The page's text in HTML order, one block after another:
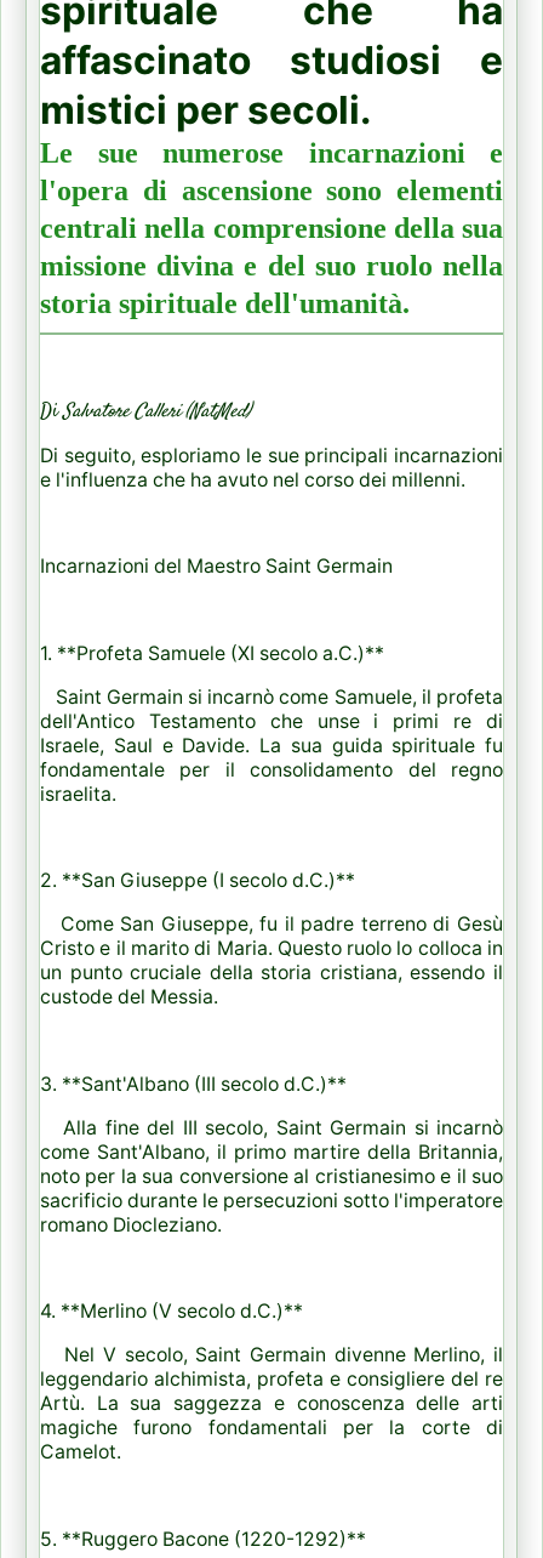
spirituale che ha
affascinato studiosi e
mistici per secoli.
Le sue numerose incarnazioni e
l'opera di ascensione sono elementi
centrali nella comprensione della sua
missione divina e del suo ruolo nella
storia spirituale dell'umanità.
DiSalvatore Calleri (NatMed)
Di seguito, esploriamo le sue principali incarnazioni
e l'influenza che ha avuto nel corso dei millenni.
Incarnazioni del Maestro Saint Germain
1. **Profeta Samuele (XI secolo a.C.)**
Saint Germain si incarnò come Samuele, il profeta
dell'Antico Testamento che unse i primi re di
Israele, Saul e Davide. La sua guida spirituale fu
fondamentale per il consolidamento del regno
israelita.
2. **San Giuseppe (I secolo d.C.)**
Come San Giuseppe, fu il padre terreno di Gesù
Cristo e il marito di Maria. Questo ruolo lo colloca in
un punto cruciale della storia cristiana, essendo il
custode del Messia.
3. **Sant'Albano (III secolo d.C.)**
Alla fine del III secolo, Saint Germain si incarnò
come Sant'Albano, il primo martire della Britannia,
noto per la sua conversione al cristianesimo e il suo
sacrificio durante le persecuzioni sotto l'imperatore
romano Diocleziano.
4. **Merlino (V secolo d.C.)**
Nel V secolo, Saint Germain divenne Merlino, il
leggendario alchimista, profeta e consigliere del re
Artù. La sua saggezza e conoscenza delle arti
magiche furono fondamentali per la corte di
Camelot.
5. **Ruggero Bacone (1220-1292)**